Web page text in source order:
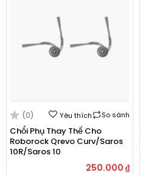
(0) Yêu thích So sánh
Chổi Phụ Thay Thế Cho
Roborock Qrevo Curv/Saros
10R/Saros 10
250.000 ₫